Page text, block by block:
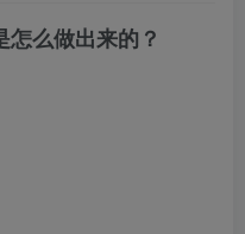
么做出来的？